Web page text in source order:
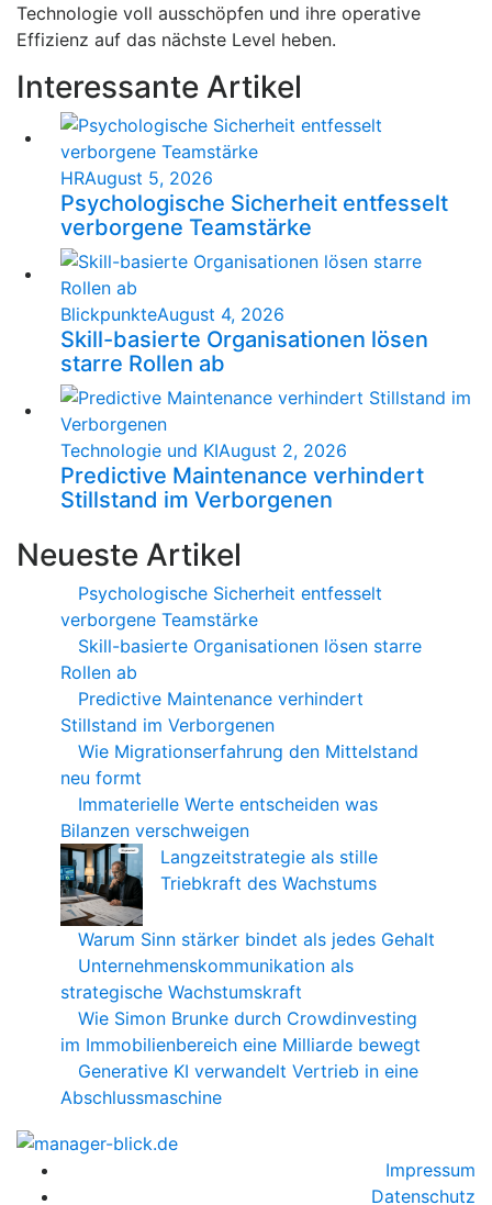
Technologie voll ausschöpfen und ihre operative
Effizienz auf das nächste Level heben.
Interessante Artikel
HRAugust 5, 2026
Psychologische Sicherheit entfesselt
verborgene Teamstärke
BlickpunkteAugust 4, 2026
Skill-basierte Organisationen lösen
starre Rollen ab
Technologie und KIAugust 2, 2026
Predictive Maintenance verhindert
Stillstand im Verborgenen
Neueste Artikel
Psychologische Sicherheit entfesselt
verborgene Teamstärke
Skill-basierte Organisationen lösen starre
Rollen ab
Predictive Maintenance verhindert
Stillstand im Verborgenen
Wie Migrationserfahrung den Mittelstand
neu formt
Immaterielle Werte entscheiden was
Bilanzen verschweigen
Langzeitstrategie als stille
Triebkraft des Wachstums
Warum Sinn stärker bindet als jedes Gehalt
Unternehmenskommunikation als
strategische Wachstumskraft
Wie Simon Brunke durch Crowdinvesting
im Immobilienbereich eine Milliarde bewegt
Generative KI verwandelt Vertrieb in eine
Abschlussmaschine
Impressum
Datenschutz